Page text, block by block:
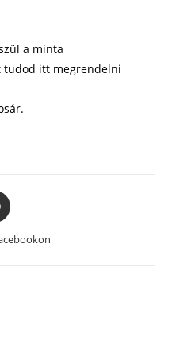
a minta
tudod itt megrendelni